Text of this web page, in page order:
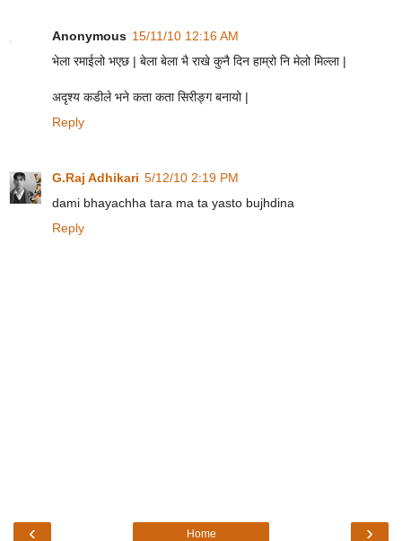
Anonymous 15/11/10 12:16 AM
भेला रमाईलो भएछ | बेला बेला भै राखे कुनै दिन हाम्रो नि मेलो मिल्ला |
अदृश्य कडीले भने कता कता सिरीङ्ग बनायो |
Reply
G.Raj Adhikari 5/12/10 2:19 PM
dami bhayachha tara ma ta yasto bujhdina
Reply
‹ ›
Home